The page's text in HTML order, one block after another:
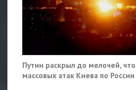
Путин раскрыл до мелочей,
массовых атак Киева по России